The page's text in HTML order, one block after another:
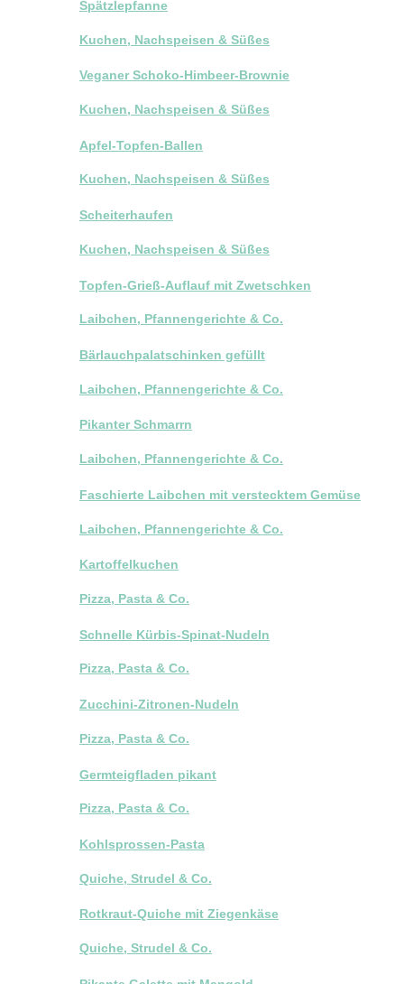
Spätzlepfanne
Kuchen, Nachspeisen & Süßes
Veganer Schoko-Himbeer-Brownie
Kuchen, Nachspeisen & Süßes
Apfel-Topfen-Ballen
Kuchen, Nachspeisen & Süßes
Scheiterhaufen
Kuchen, Nachspeisen & Süßes
Topfen-Grieß-Auflauf mit Zwetschken
Laibchen, Pfannengerichte & Co.
Bärlauchpalatschinken gefüllt
Laibchen, Pfannengerichte & Co.
Pikanter Schmarrn
Laibchen, Pfannengerichte & Co.
Faschierte Laibchen mit verstecktem Gemüse
Laibchen, Pfannengerichte & Co.
Kartoffelkuchen
Pizza, Pasta & Co.
Schnelle Kürbis-Spinat-Nudeln
Pizza, Pasta & Co.
Zucchini-Zitronen-Nudeln
Pizza, Pasta & Co.
Germteigfladen pikant
Pizza, Pasta & Co.
Kohlsprossen-Pasta
Quiche, Strudel & Co.
Rotkraut-Quiche mit Ziegenkäse
Quiche, Strudel & Co.